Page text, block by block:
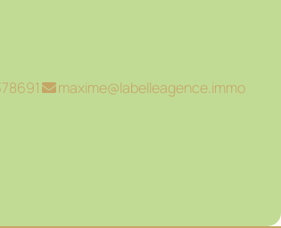
maxime@labelleagence.immo